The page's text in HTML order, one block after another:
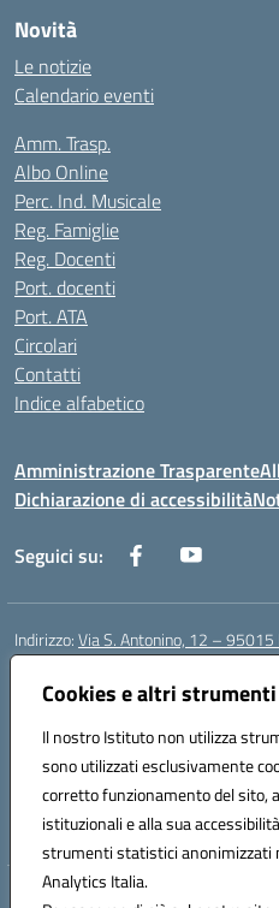
Cookies e altri
Il nostro Istituto non utilizza
sono utilizzati esclusivamente
corretto funzionamento del sito,
istituzionali e alla sua
strumenti statistici anonimizzati
Analytics Italia.
Novità
Le notizie
Calendario eventi
Amm. Trasp.
Albo Online
Perc. Ind. Musicale
Reg. Famiglie
Reg. Docenti
Port. docenti
Port. ATA
Circolari
Contatti
Indice alfabetico
Amministrazione Trasparente
Dichiarazione di accessibilità
Seguici su:
Indirizzo:Via S. Antonino, 12 – 95015
Centralino:
Posta elettronica certificata (PEC):
Codice fiscale: 83002470876
Codice meccanografico:CTIC83200R
Codice Indice delle Pubbliche
Codice unico di fatturazione (CUF):
Hosting &